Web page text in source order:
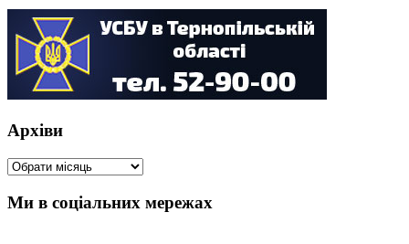
Архіви
Архіви
Ми в соціальних мережах